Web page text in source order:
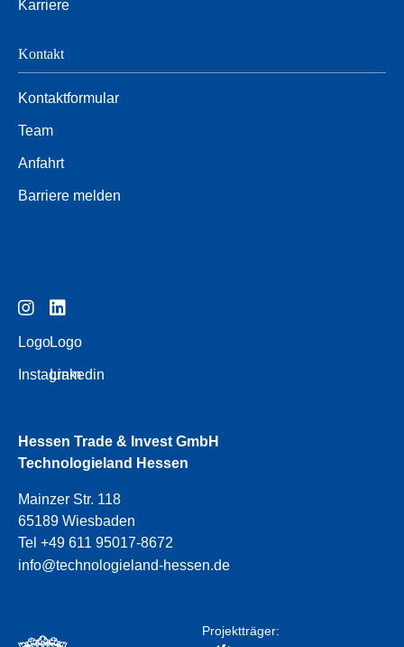
Karriere
Kontakt
Kontaktformular
Team
Anfahrt
Barriere melden
Logo
Instagram
Logo
Linkedin
Hessen Trade & Invest GmbH
Technologieland Hessen
Mainzer Str. 118
65189 Wiesbaden
Tel +49 611 95017-8672
info@technologieland-hessen.de
Projektträger: